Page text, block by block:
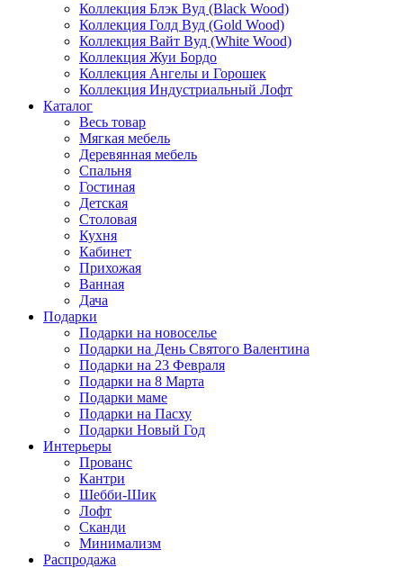
Коллекция Блэк Вуд (Black Wood)
Коллекция Голд Вуд (Gold Wood)
Коллекция Вайт Вуд (White Wood)
Коллекция Жуи Бордо
Коллекция Ангелы и Горошек
Коллекция Индустриальный Лофт
Каталог
Весь товар
Мягкая мебель
Деревянная мебель
Спальня
Гостиная
Детская
Столовая
Кухня
Кабинет
Прихожая
Ванная
Дача
Подарки
Подарки на новоселье
Подарки на День Святого Валентина
Подарки на 23 Февраля
Подарки на 8 Марта
Подарки маме
Подарки на Пасху
Подарки Новый Год
Интерьеры
Прованс
Кантри
Шебби-Шик
Лофт
Сканди
Минимализм
Распродажа